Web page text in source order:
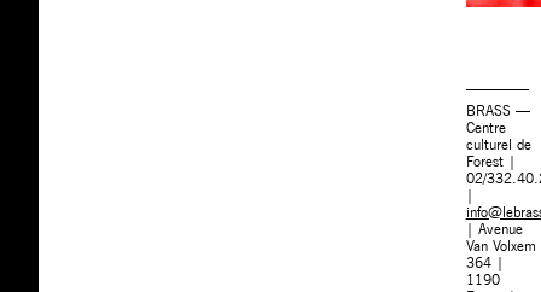
BRASS —
Centre
culturel de
Forest |
02/
|
| Avenue
Van Volxem
364 |
1190